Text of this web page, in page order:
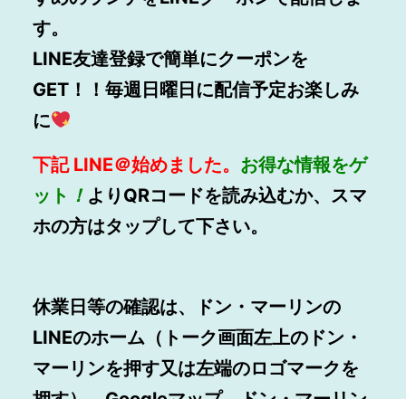
す。
LINE友達登録で簡単にクーポンを
GET！！毎週日曜日に配信予定お楽しみ
に
下記 LINE＠始めました。 お得な情報をゲ
ット ！ よりQRコードを読み込むか、スマ
ホの方はタップして下さい。
休業日等の確認は、ドン・マーリンの
LINEのホーム（トーク画面左上のドン・
マーリンを押す又は左端のロゴマークを